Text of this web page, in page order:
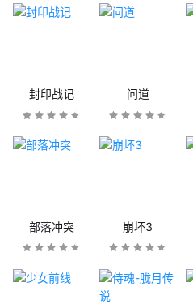
封印战记 问道
部落冲突 崩坏3